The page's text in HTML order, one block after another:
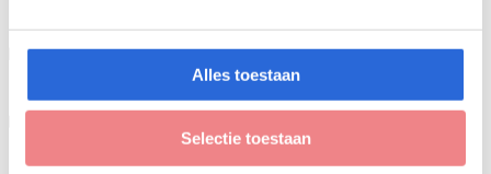
Alles toestaan
Selectie toestaan
Is NLQF hetzelfde als diplomawaardering?
Wat zijn de doelen van het NLQF? Waarvoor kan
het NLQF worden gebruikt?